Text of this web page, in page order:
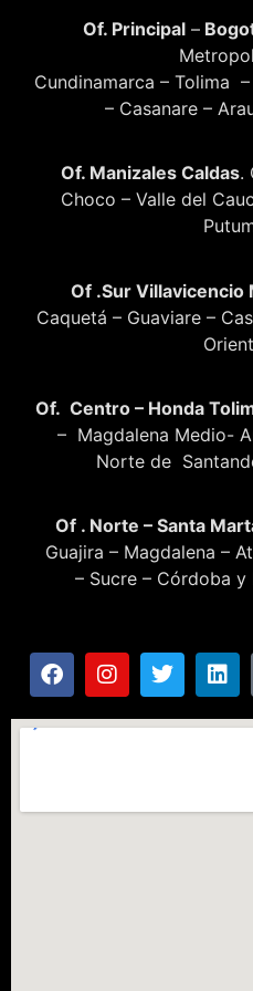
Of. Principal –
Cundinamarca – Tolima
– Casanare –
Of. Manizales Caldas.
Choco – Valle del
Of .Sur Villavicencio
Caquetá – Guaviare –
Of. Centro – Honda
– Magdalena Medio-
Norte de
Of . Norte – Santa
Guajira – Magdalena –
– Sucre – Córdoba